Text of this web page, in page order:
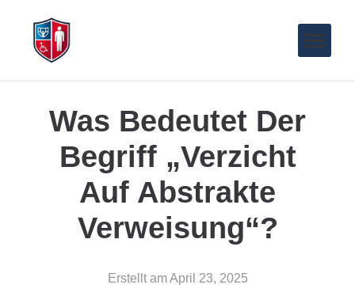
Was Bedeutet Der
Begriff „Verzicht
Auf Abstrakte
Verweisung“?
Erstellt am April 23, 2025